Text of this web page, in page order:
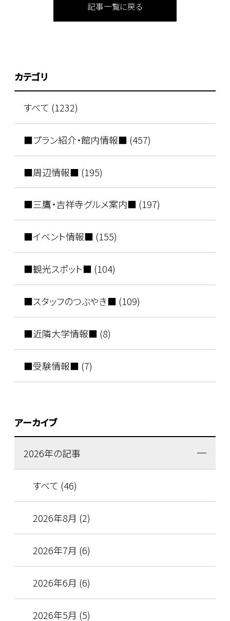
記事一覧に戻る
カテゴリ
すべて (1232)
■プラン紹介・館内情報■ (457)
■周辺情報■ (195)
■三鷹・吉祥寺グルメ案内■ (197)
■イベント情報■ (155)
■観光スポット■ (104)
■スタッフのつぶやき■ (109)
■近隣大学情報■ (8)
■受験情報■ (7)
アーカイブ
2026年の記事
すべて (46)
2026年8月 (2)
2026年7月 (6)
2026年6月 (6)
2026年5月 (5)